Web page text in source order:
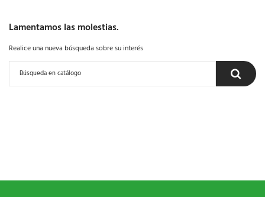
Lamentamos las molestias.
Realice una nueva búsqueda sobre su interés